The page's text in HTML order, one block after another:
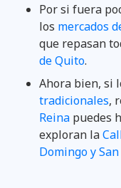
Por si fuera
los mercados
que repasan
de Quito.
Ahora bien, si
tradicionales,
Reina puedes
exploran la
Domingo y